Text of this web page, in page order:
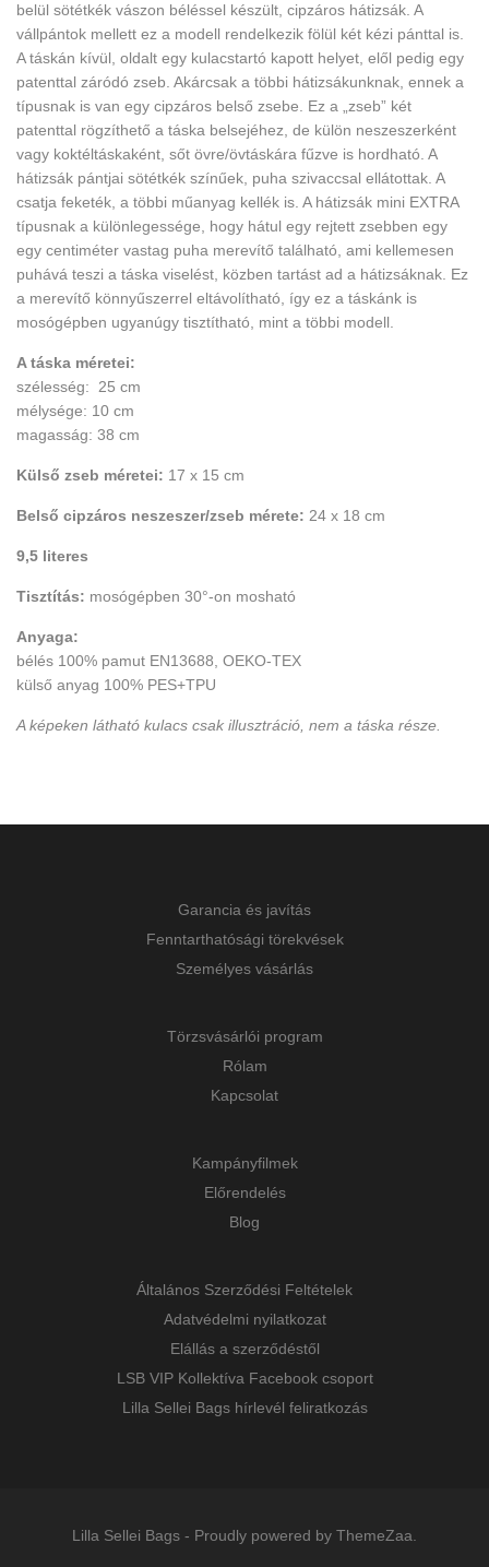
belül sötétkék vászon béléssel készült, cipzáros hátizsák. A
vállpántok mellett ez a modell rendelkezik fölül két kézi pánttal is.
A táskán kívül, oldalt egy kulacstartó kapott helyet, elől pedig egy
patenttal záródó zseb. Akárcsak a többi hátizsákunknak, ennek a
típusnak is van egy cipzáros belső zsebe. Ez a „zseb” két
patenttal rögzíthető a táska belsejéhez, de külön neszeszerként
vagy koktéltáskaként, sőt övre/övtáskára fűzve is hordható. A
hátizsák pántjai sötétkék színűek, puha szivaccsal ellátottak. A
csatja feketék, a többi műanyag kellék is. A hátizsák mini EXTRA
típusnak a különlegessége, hogy hátul egy rejtett zsebben egy
egy centiméter vastag puha merevítő található, ami kellemesen
puhává teszi a táska viselést, közben tartást ad a hátizsáknak. Ez
a merevítő könnyűszerrel eltávolítható, így ez a táskánk is
mosógépben ugyanúgy tisztítható, mint a többi modell.
A táska méretei:
szélesség: 25 cm
mélysége: 10 cm
magasság: 38 cm
Külső zseb méretei: 17 x 15 cm
Belső cipzáros neszeszer/zseb mérete: 24 x 18 cm
9,5 literes
Tisztítás: mosógépben 30°-on mosható
Anyaga:
bélés 100% pamut EN13688, OEKO-TEX
külső anyag 100% PES+TPU
A képeken látható kulacs csak illusztráció, nem a táska része.
Garancia és javítás
Fenntarthatósági törekvések
Személyes vásárlás
Törzsvásárlói program
Rólam
Kapcsolat
Kampányfilmek
Előrendelés
Blog
Általános Szerződési Feltételek
Adatvédelmi nyilatkozat
Elállás a szerződéstől
LSB VIP Kollektíva Facebook csoport
Lilla Sellei Bags hírlevél feliratkozás
Lilla Sellei Bags - Proudly powered by ThemeZaa.